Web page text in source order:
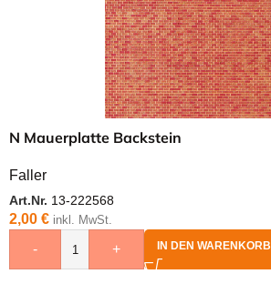
N Mauerplatte Backstein
Faller
Art.Nr. 13-222568
2,00 € inkl. MwSt.
- + IN DEN WARENKORB